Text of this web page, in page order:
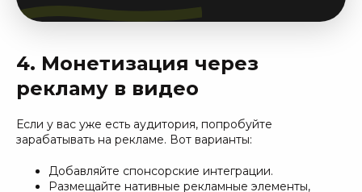
4. Монетизация через
рекламу в видео
Если у вас уже есть аудитория, попробуйте
зарабатывать на рекламе. Вот варианты:
Добавляйте спонсорские интеграции.
Размещайте нативные рекламные элементы,